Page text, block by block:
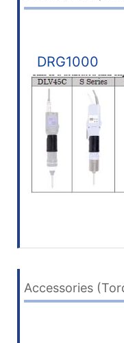
DRG1000
Accessories